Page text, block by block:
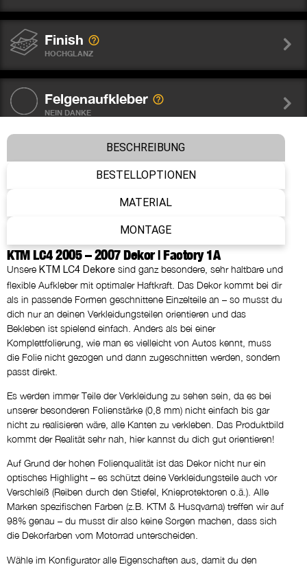
Finish
HOCHGLANZ
Felgenaufkleber
NEIN DANKE
Name
NEIN DANKE
Eigene Logos
NEIN DANKE
Entwurf per E-Mail
NEIN DANKE
Kommentar
BESCHREIBUNG
BESTELLOPTIONEN
MATERIAL
MONTAGE
KTM LC4 2005 – 2007 Dekor | Factory 1A
Unsere KTM LC4 Dekore sind ganz besondere, sehr haltbare und
flexible Aufkleber mit optimaler Haftkraft. Das Dekor kommt bei dir
als in passende Formen geschnittene Einzelteile an – so musst du
dich nur an deinen Verkleidungsteilen orientieren und das
Bekleben ist spielend einfach. Anders als bei einer
Komplettfolierung, wie man es vielleicht von Autos kennt, muss
die Folie nicht gezogen und dann zugeschnitten werden, sondern
passt direkt.
Es werden immer Teile der Verkleidung zu sehen sein, da es bei
unserer besonderen Folienstärke (0,8 mm) nicht einfach bis gar
nicht zu realisieren wäre, alle Kanten zu verkleben. Das Produktbild
kommt der Realität sehr nah, hier kannst du dich gut orientieren!
Auf Grund der hohen Folienqualität ist das Dekor nicht nur ein
optisches Highlight – es schützt deine Verkleidungsteile auch vor
Verschleiß (Reiben durch den Stiefel, Knieprotektoren o.ä.). Alle
Marken spezifischen Farben (z.B. KTM & Husqvarna) treffen wir auf
98% genau – du musst dir also keine Sorgen machen, dass sich
die Dekorfarben vom Motorrad unterscheiden.
Wähle im Konfigurator alle Eigenschaften aus, damit du den